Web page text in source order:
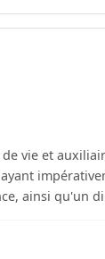
vie et
ainsi qu'un